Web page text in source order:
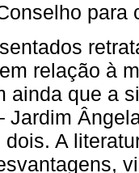
para
relação à
ainda que a
Jardim
A